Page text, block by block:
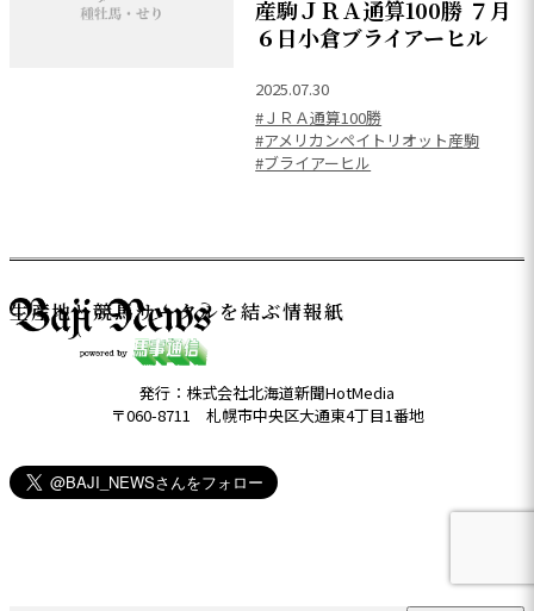
産駒ＪＲＡ通算100勝 ７月
６日小倉ブライアーヒル
2025.07.30
#ＪＲＡ通算100勝
#アメリカンペイトリオット産駒
#ブライアーヒル
生産地と競馬サークルを結ぶ情報紙
発行：株式会社北海道新聞HotMedia
〒060-8711 札幌市中央区大通東4丁目1番地